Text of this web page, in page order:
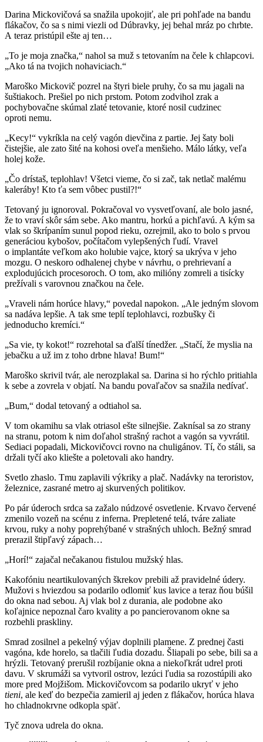
Darina Mickovičová sa snažila upokojiť, ale pri pohľade na bandu
flákačov, čo sa s nimi viezli od Dúbravky, jej behal mráz po chrbte.
A teraz pristúpil ešte aj ten…
„To je moja značka,“ nahol sa muž s tetovaním na čele k chlapcovi.
„Ako tá na tvojich nohaviciach.“
Maroško Mickovič pozrel na štyri biele pruhy, čo sa mu jagali na
šuštiakoch. Prešiel po nich prstom. Potom zodvihol zrak a
pochybovačne skúmal zlaté tetovanie, ktoré nosil cudzinec
oproti nemu.
„Kecy!“ vykríkla na celý vagón dievčina z partie. Jej šaty boli
čistejšie, ale zato šité na kohosi oveľa menšieho. Málo látky, veľa
holej kože.
„Čo drístaš, teplohlav! Všetci vieme, čo si zač, tak netlač malému
kaleráby! Kto ťa sem vôbec pustil?!“
Tetovaný ju ignoroval. Pokračoval vo vysvetľovaní, ale bolo jasné,
že to vraví skôr sám sebe. Ako mantru, horkú a pichľavú. A kým sa
vlak so škrípaním sunul popod rieku, ozrejmil, ako to bolo s prvou
generáciou kybošov, počítačom vylepšených ľudí. Vravel
o implantáte veľkom ako holubie vajce, ktorý sa ukrýva v jeho
mozgu. O neskoro odhalenej chybe v návrhu, o prehrievaní a
explodujúcich procesoroch. O tom, ako milióny zomreli a tisícky
prežívali s varovnou značkou na čele.
„Vraveli nám horúce hlavy,“ povedal napokon. „Ale jedným slovom
sa nadáva lepšie. A tak sme teplí teplohlavci, rozbušky či
jednoducho kremíci.“
„Sa vie, ty kokot!“ rozrehotal sa ďalší tínedžer. „Stačí, že myslia na
jebačku a už im z toho drbne hlava! Bum!“
Maroško skrivil tvár, ale nerozplakal sa. Darina si ho rýchlo pritiahla
k sebe a zovrela v objatí. Na bandu povaľačov sa snažila nedívať.
„Bum,“ dodal tetovaný a odtiahol sa.
V tom okamihu sa vlak otriasol ešte silnejšie. Zaknísal sa zo strany
na stranu, potom k nim doľahol strašný rachot a vagón sa vyvrátil.
Sediaci popadali, Mickovičovci rovno na chuligánov. Tí, čo stáli, sa
držali tyčí ako kliešte a poletovali ako handry.
Svetlo zhaslo. Tmu zaplavili výkriky a plač. Nadávky na teroristov,
železnice, zasrané metro aj skurvených politikov.
Po pár úderoch srdca sa zažalo núdzové osvetlenie. Krvavo červené
zmenilo vozeň na scénu z inferna. Prepletené telá, tváre zaliate
krvou, ruky a nohy poprehýbané v strašných uhloch. Bežný smrad
prerazil štipľavý zápach…
„Horí!“ zajačal nečakanou fistulou mužský hlas.
Kakofóniu neartikulovaných škrekov prebili až pravidelné údery.
Mužovi s hviezdou sa podarilo odlomiť kus lavice a teraz ňou búšil
do okna nad sebou. Aj vlak bol z durania, ale podobne ako
koľajnice nepoznal čaro kvality a po pancierovanom okne sa
rozbehli praskliny.
Smrad zosilnel a pekelný výjav doplnili plamene. Z prednej časti
vagóna, kde horelo, sa tlačili ľudia dozadu. Šliapali po sebe, bili sa a
hrýzli. Tetovaný prerušil rozbíjanie okna a niekoľkrát udrel proti
davu. V skrumáži sa vytvoril ostrov, lezúci ľudia sa rozostúpili ako
more pred Mojžišom. Mickovičovcom sa podarilo ukryť v jeho
tieni, ale keď do bezpečia zamieril aj jeden z flákačov, horúca hlava
ho chladnokrvne odkopla späť.
Tyč znova udrela do okna.